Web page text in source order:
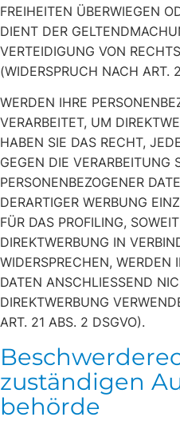
FREIHEITEN ÜBERWIEGEN
DIENT DER
VERTEIDIGUNG VON
(WIDERSPRUCH NACH ART.
WERDEN IHRE
VERARBEITET, UM
HABEN SIE DAS RECHT,
GEGEN DIE VERARBEITUNG
PERSONENBEZOGENER
DERARTIGER WERBUNG
FÜR DAS PROFILING,
DIREKTWERBUNG IN
WIDERSPRECHEN, WERDEN
DATEN ANSCHLIESSEND
DIREKTWERBUNG
ART. 21 ABS. 2 DSGVO).
zuständigen
behörde